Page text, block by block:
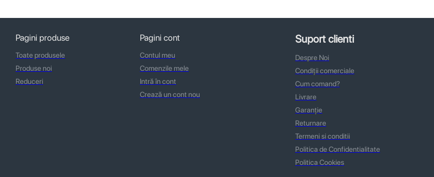
Pagini produse
Toate produsele
Produse noi
Reduceri
Pagini cont
Contul meu
Comenzile mele
Intră în cont
Crează un cont nou
Suport clienti
Despre Noi
Condiții comerciale
Cum comand?
Livrare
Garanție
Returnare
Termeni si conditii
Politica de Confidentialitate
Politica Cookies